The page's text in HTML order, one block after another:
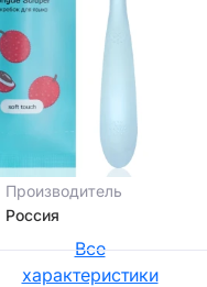
Характеристики
Производитель
Россия
Все
характеристики